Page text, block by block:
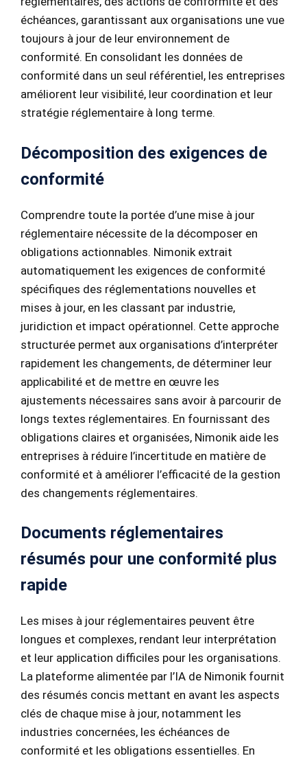
échéances, garantissant aux organisations une vue
toujours à jour de leur environnement de
conformité. En consolidant les données de
conformité dans un seul référentiel, les entreprises
améliorent leur visibilité, leur coordination et leur
stratégie réglementaire à long terme.
Décomposition des exigences de
conformité
Comprendre toute la portée d’une mise à jour
réglementaire nécessite de la décomposer en
obligations actionnables. Nimonik extrait
automatiquement les exigences de conformité
spécifiques des réglementations nouvelles et
mises à jour, en les classant par industrie,
juridiction et impact opérationnel. Cette approche
structurée permet aux organisations d’interpréter
rapidement les changements, de déterminer leur
applicabilité et de mettre en œuvre les
ajustements nécessaires sans avoir à parcourir de
longs textes réglementaires. En fournissant des
obligations claires et organisées, Nimonik aide les
entreprises à réduire l’incertitude en matière de
conformité et à améliorer l’efficacité de la gestion
des changements réglementaires.
Documents réglementaires
résumés pour une conformité plus
rapide
Les mises à jour réglementaires peuvent être
longues et complexes, rendant leur interprétation
et leur application difficiles pour les organisations.
La plateforme alimentée par l’IA de Nimonik fournit
des résumés concis mettant en avant les aspects
clés de chaque mise à jour, notamment les
industries concernées, les échéances de
conformité et les obligations essentielles. En